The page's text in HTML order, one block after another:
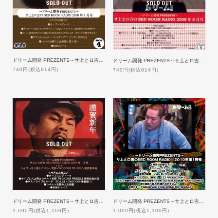
740円(税込814円)
740円(税込814円)
1,000円(税込1,100円)
1,000円(税込1,100円)